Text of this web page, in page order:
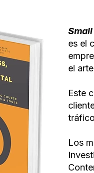
es el
el
Este
Los